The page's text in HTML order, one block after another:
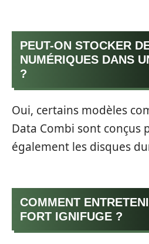
PEUT-ON STOCKER
NUMÉRIQUES DANS
?
Oui, certains modèles
Data Combi sont conçus
également les disques
COMMENT
FORT IGNIFUGE ?